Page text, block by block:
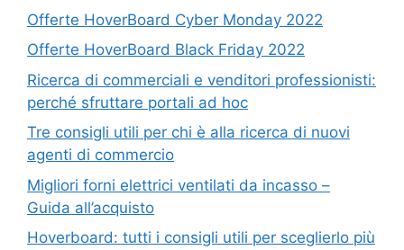
Offerte HoverBoard Cyber Monday 2022
Offerte HoverBoard Black Friday 2022
Ricerca di commerciali e venditori professionisti:
perché sfruttare portali ad hoc
Tre consigli utili per chi è alla ricerca di nuovi
agenti di commercio
Migliori forni elettrici ventilati da incasso –
Guida all’acquisto
Hoverboard: tutti i consigli utili per sceglierlo più